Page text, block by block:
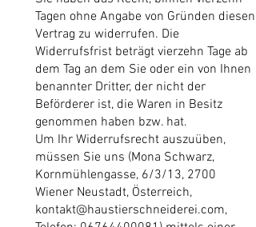
Tagen ohne Angabe von Gründen diesen
Vertrag zu widerrufen. Die
Widerrufsfrist beträgt vierzehn Tage ab
dem Tag an dem Sie oder ein von Ihnen
benannter Dritter, der nicht der
Beförderer ist, die Waren in Besitz
genommen haben bzw. hat.
Um Ihr Widerrufsrecht auszuüben,
müssen Sie uns (Mona Schwarz,
Kornmühlengasse, 6/3/13, 2700
Wiener Neustadt, Österreich,
kontakt@haustierschneiderei.com,